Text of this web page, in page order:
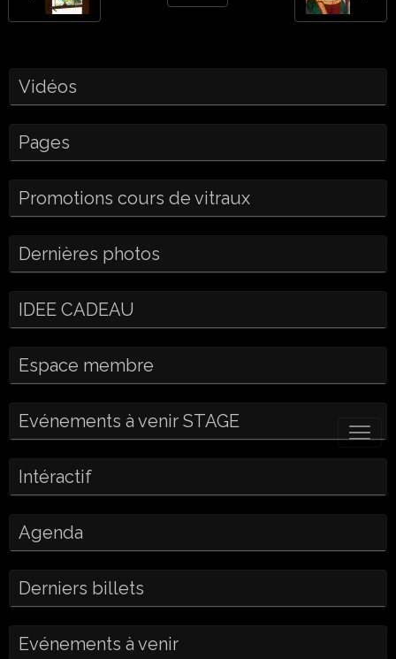
Vidéos
Pages
Promotions cours de vitraux
Dernières photos
IDEE CADEAU
Espace membre
Evénements à venir STAGE
Intéractif
Agenda
Derniers billets
Evénements à venir